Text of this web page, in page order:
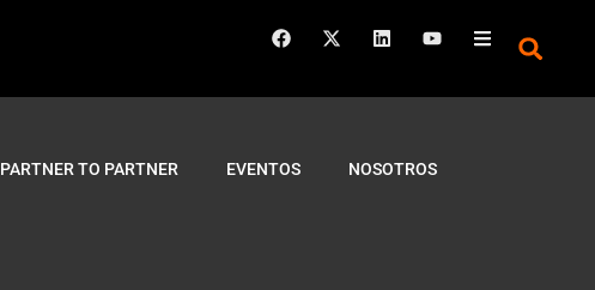
PARTNER TO PARTNER EVENTOS NOSOTROS